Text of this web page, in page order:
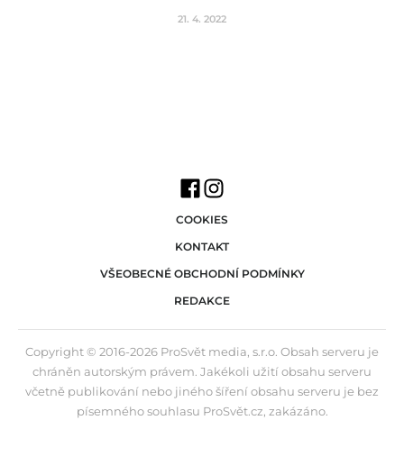
21. 4. 2022
COOKIES
KONTAKT
VŠEOBECNÉ OBCHODNÍ PODMÍNKY
REDAKCE
Copyright © 2016-2026 ProSvět media, s.r.o. Obsah serveru je
chráněn autorským právem. Jakékoli užití obsahu serveru
včetně publikování nebo jiného šíření obsahu serveru je bez
písemného souhlasu ProSvět.cz, zakázáno.